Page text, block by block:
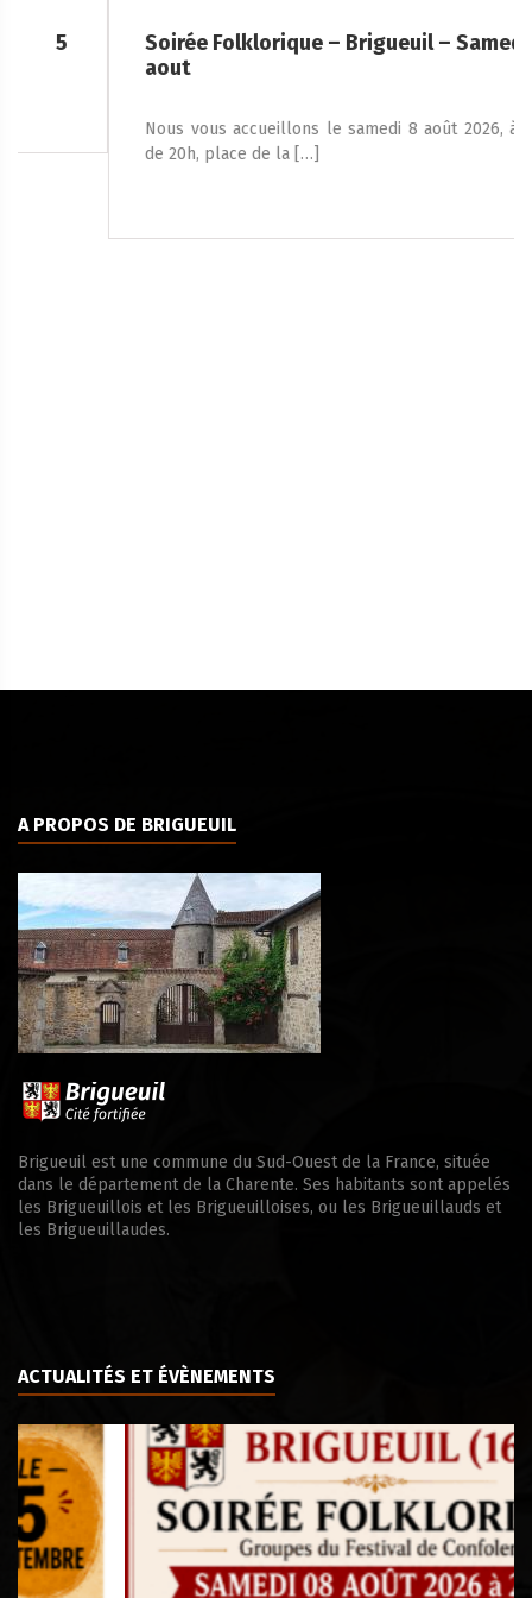
Soirée Folklorique – Brigueuil – Samedi 08
Nous vous accueillons le samedi 8 août 2026, à partir
de 20h, place de la […]
A PROPOS DE BRIGUEUIL
Brigueuil est une commune du Sud-Ouest de la France, située
dans le département de la Charente. Ses habitants sont appelés
les Brigueuillois et les Brigueuilloises, ou les Brigueuillauds et
les Brigueuillaudes.
ACTUALITÉS ET ÉVÈNEMENTS